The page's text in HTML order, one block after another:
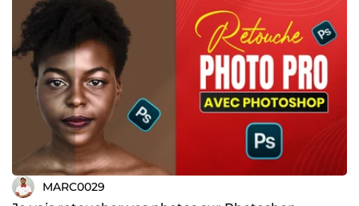
MARC0029